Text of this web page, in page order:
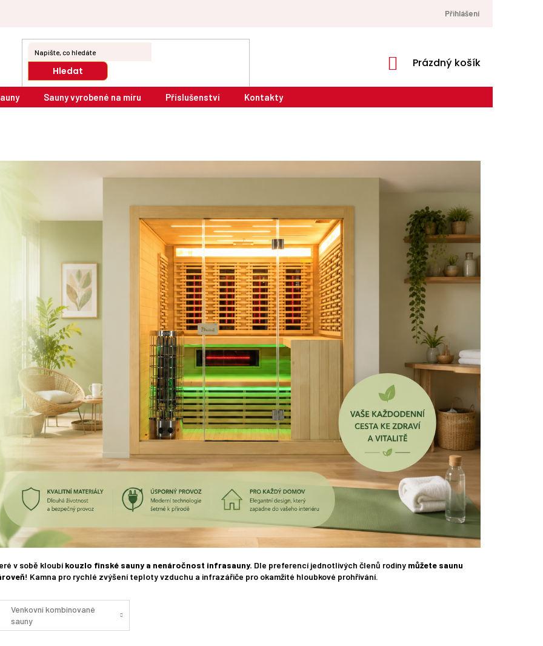
Přihlášení
Hledat
NÁKUPNÍ
Prázdný košík
Sauny vyrobené na míru Příslušenství Kontakty
v sobě kloubí kouzlo finské sauny a nenáročnost infrasauny. Dle preferencí jednotlivých členů rodiny můžete saunu
! Kamna pro rychlé zvýšení teploty vzduchu a infrazářiče pro okamžité hloubkové prohřívání.
Venkovní kombinované
sauny